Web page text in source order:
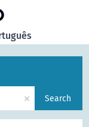
× Search